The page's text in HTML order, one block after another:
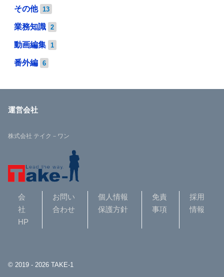
その他 13
業務知識 2
動画編集 1
番外編 6
運営会社
株式会社 テイク－ワン
会
社
HP
お問い
合わせ
個人情報
保護方針
免責
事項
採用
情報
© 2019 - 2026 TAKE-1